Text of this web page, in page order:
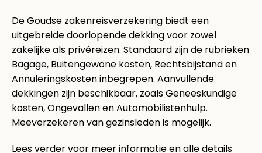
De Goudse zakenreisverzekering biedt een
uitgebreide doorlopende dekking voor zowel
zakelijke als privéreizen. Standaard zijn de rubrieken
Bagage, Buitengewone kosten, Rechtsbijstand en
Annuleringskosten inbegrepen. Aanvullende
dekkingen zijn beschikbaar, zoals Geneeskundige
kosten, Ongevallen en Automobilistenhulp.
Meeverzekeren van gezinsleden is mogelijk.
Lees verder voor meer informatie en alle details